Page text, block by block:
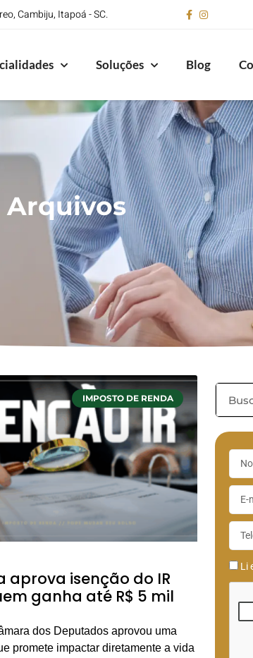
Cambiju, Itapoá - SC.
Soluções Blog
Arquivos
IMPOSTO DE RENDA
aprova isenção do IR
ganha até R$ 5 mil
dos Deputados aprovou uma
promete impactar diretamente a vida
Li